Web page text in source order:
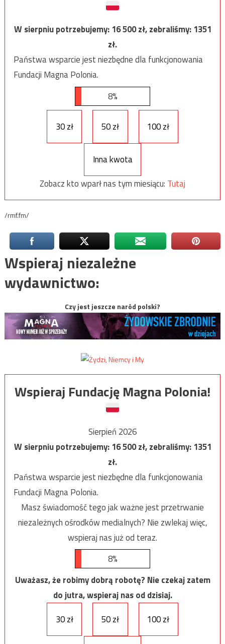
W sierpniu potrzebujemy:16 500zł, zebraliśmy:1351
zł.
Państwa wsparcie jest niezbędne dla funkcjonowania
Fundacji Magna Polonia.
8%
30 zł 50 zł 100 zł
Inna kwota
Zobacz kto wparł nas tym miesiącu: Tutaj
/rmf.fm/
Wspieraj niezależne
wydawnictwo:
Czy jest jeszcze naród polski?
Wspieraj Fundację Magna Polonia!
Sierpień 2026
W sierpniu potrzebujemy:16 500zł, zebraliśmy:1351
zł.
Państwa wsparcie jest niezbędne dla funkcjonowania
Fundacji Magna Polonia.
Masz świadomość tego jak ważne jest przetrwanie
niezależnych ośrodków medialnych? Nie zwlekaj więc,
wspieraj nas już od teraz.
8%
Uważasz, że robimy dobrą robotę? Nie czekaj zatem
do jutra, wspieraj nas od dzisiaj.
30 zł
50 zł 100 zł